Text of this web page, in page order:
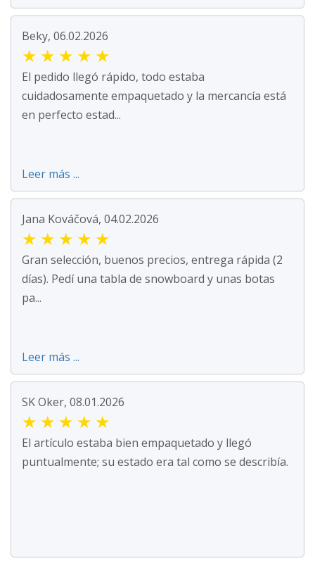
Beky, 06.02.2026
★ ★ ★ ★ ★
El pedido llegó rápido, todo estaba
cuidadosamente empaquetado y la mercancía está
en perfecto estad...
Leer más ...
Jana Kováčová, 04.02.2026
★ ★ ★ ★ ★
Gran selección, buenos precios, entrega rápida (2
días). Pedí una tabla de snowboard y unas botas
pa...
Leer más ...
SK Oker, 08.01.2026
★ ★ ★ ★ ★
El artículo estaba bien empaquetado y llegó
puntualmente; su estado era tal como se describía.